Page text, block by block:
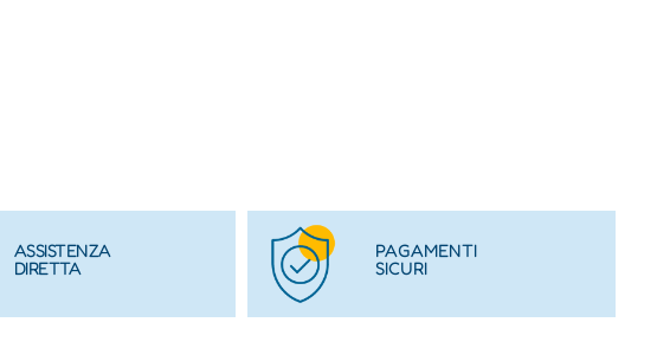
ASSISTENZA
DIRETTA
PAGAMENTI
SICURI